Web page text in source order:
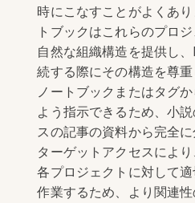
時にこなすことがよくあ
トブックはこれらのプロ
自然な組織構造を提供し
続する際にその構造を尊
ノートブックまたはタグ
よう指示できるため、小
スの記事の資料から完全
ターゲットアクセスによ
各プロジェクトに対して
作業するため、より関連